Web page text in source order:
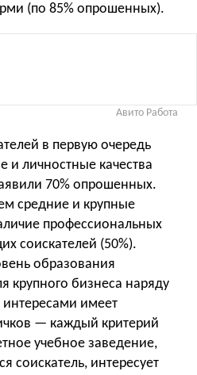
(по 85% опрошенных).
Авито Работа
в первую очередь
и личностные качества
70% опрошенных.
средние и крупные
профессиональных
соискателей (50%).
образования
крупного бизнеса наряду
имеет
— каждый критерий
учебное заведение,
соискатель, интересует